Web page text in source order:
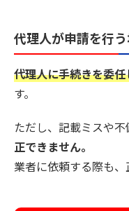
代理人が申請を行
代理人に手続きを委
す。
ただし、記載ミスや不
正できません。
業者に依頼する際も、